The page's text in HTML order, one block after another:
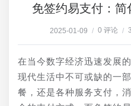
免签约易支付：
2025-01-09 / 0 评论 /
在当今数字经济迅速发展
现代生活中不可或缺的一
餐，还是各种服务支付，